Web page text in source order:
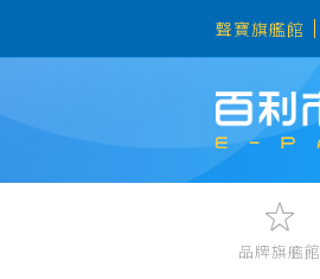
聲寶旗艦館
品牌旗艦館